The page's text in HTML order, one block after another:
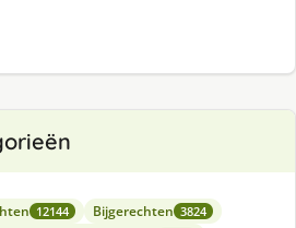
12144 Bijgerechten 3824